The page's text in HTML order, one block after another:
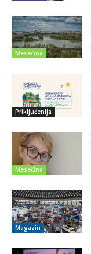
Mesečina
Priključenija
Mesečina
Magazin